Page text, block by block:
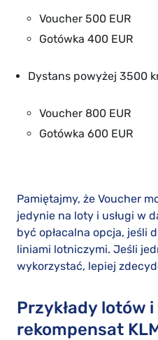
Voucher 500 EUR
Gotówka 400 EUR
Dystans powyżej 3500
Voucher 800 EUR
Gotówka 600 EUR
Pamiętajmy, że Voucher
jedynie na loty i usługi w
być opłacalna opcja, jeśli
liniami lotniczymi. Jeśli
wykorzystać, lepiej
Przykłady lotów
rekompensat